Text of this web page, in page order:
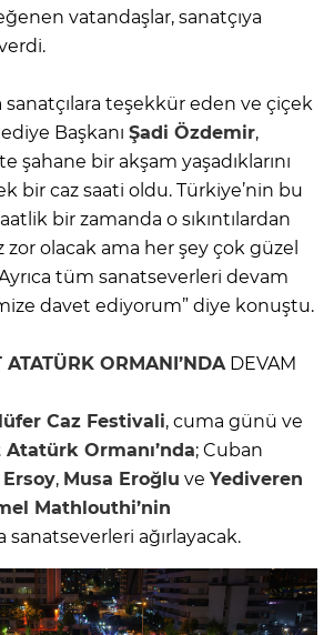
vatandaşlar, sanatçıya
teşekkür eden ve çiçek
Başkanı Şadi Özdemir,
şahane bir akşam yaşadıklarını
bir caz saati oldu. Türkiye’nin bu
bir zamanda o sıkıntılardan
zor olacak ama her şey çok güzel
tüm sanatseverleri devam
davet ediyorum” diye konuştu.
ATATÜRK ORMANI’NDA DEVAM
Caz Festivali, cuma günü ve
Atatürk Ormanı’nda; Cuban
, Musa Eroğlu ve Yediveren
Mathlouthi’nin
sanatseverleri ağırlayacak.